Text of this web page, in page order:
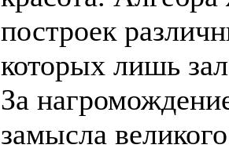
построек
которых лишь
За
замысла